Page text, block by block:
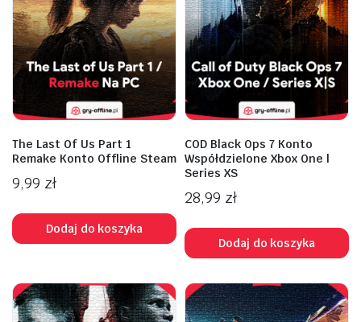
The Last Of Us Part 1
Remake Konto Offline Steam
9,99 zł
Dodaj do koszyka
COD Black Ops 7 Konto
Współdzielone Xbox One |
Series XS
28,99 zł
Dodaj do koszyka